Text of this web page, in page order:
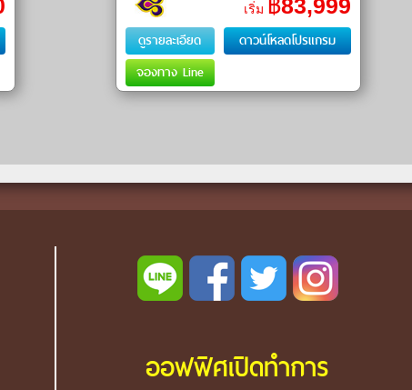
ไทฉะ (Izumo Tai
เริ่ม ฿83,999
ดูรายละเอียด
ดาวน์โหลดโปรแกรม
จองทาง Line
ออฟฟิศเปิดทำการ